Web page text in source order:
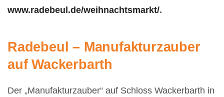
www.radebeul.de/weihnachtsmarkt/.
Radebeul – Manufakturzauber
auf Wackerbarth
Der „Manufakturzauber“ auf Schloss Wackerbarth in